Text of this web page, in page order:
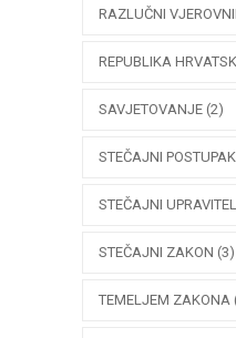
RAZLUČNI
REPUBLIKA
SAVJETOVANJE (2)
STEČAJNI POSTUPAK
STEČAJNI
STEČAJNI ZAKON (3)
TEMELJEM ZAKONA